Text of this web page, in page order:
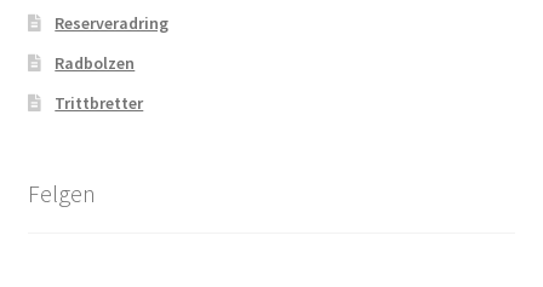
Reserveradring
Radbolzen
Trittbretter
Felgen